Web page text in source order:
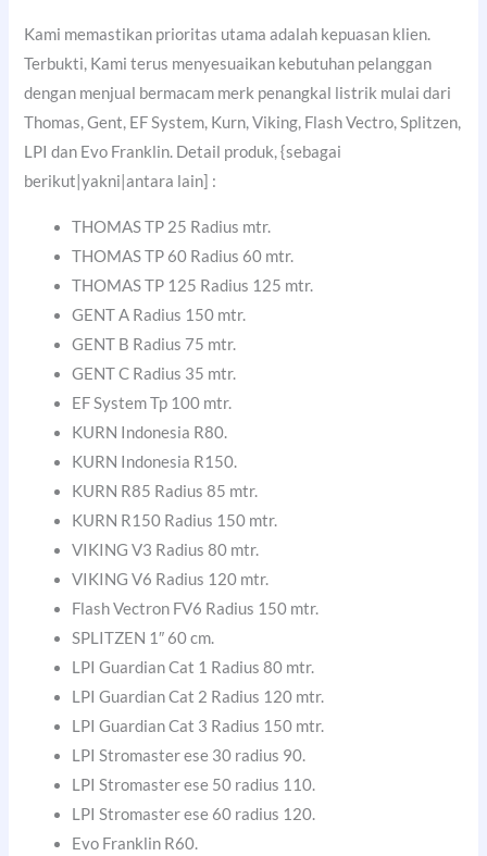
Kami memastikan prioritas utama adalah kepuasan klien.
Terbukti, Kami terus menyesuaikan kebutuhan pelanggan
dengan menjual bermacam merk penangkal listrik mulai dari
Thomas, Gent, EF System, Kurn, Viking, Flash Vectro, Splitzen,
LPI dan Evo Franklin. Detail produk, {sebagai
berikut|yakni|antara lain] :
THOMAS TP 25 Radius mtr.
THOMAS TP 60 Radius 60 mtr.
THOMAS TP 125 Radius 125 mtr.
GENT A Radius 150 mtr.
GENT B Radius 75 mtr.
GENT C Radius 35 mtr.
EF System Tp 100 mtr.
KURN Indonesia R80.
KURN Indonesia R150.
KURN R85 Radius 85 mtr.
KURN R150 Radius 150 mtr.
VIKING V3 Radius 80 mtr.
VIKING V6 Radius 120 mtr.
Flash Vectron FV6 Radius 150 mtr.
SPLITZEN 1″ 60 cm.
LPI Guardian Cat 1 Radius 80 mtr.
LPI Guardian Cat 2 Radius 120 mtr.
LPI Guardian Cat 3 Radius 150 mtr.
LPI Stromaster ese 30 radius 90.
LPI Stromaster ese 50 radius 110.
LPI Stromaster ese 60 radius 120.
Evo Franklin R60.